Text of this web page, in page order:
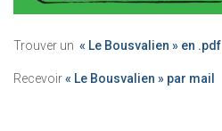
Trouver un « Le Bousvalien » en .pdf
Recevoir« Le Bousvalien » par mail